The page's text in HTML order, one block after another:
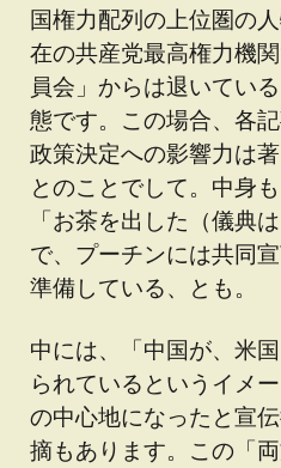
国権力配列の上位圏の
在の共産党最高権力機
員会」からは退いてい
態です。この場合、各
政策決定への影響力は
とのことでして。中身
「お茶を出した（儀典
で、プーチンには共同
準備している、とも。
中には、「中国が、米
られているというイメ
の中心地になったと宣
摘もあります。この「